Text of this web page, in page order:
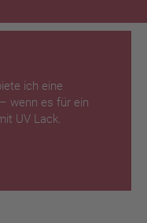
ich eine
wenn es für ein
UV Lack.